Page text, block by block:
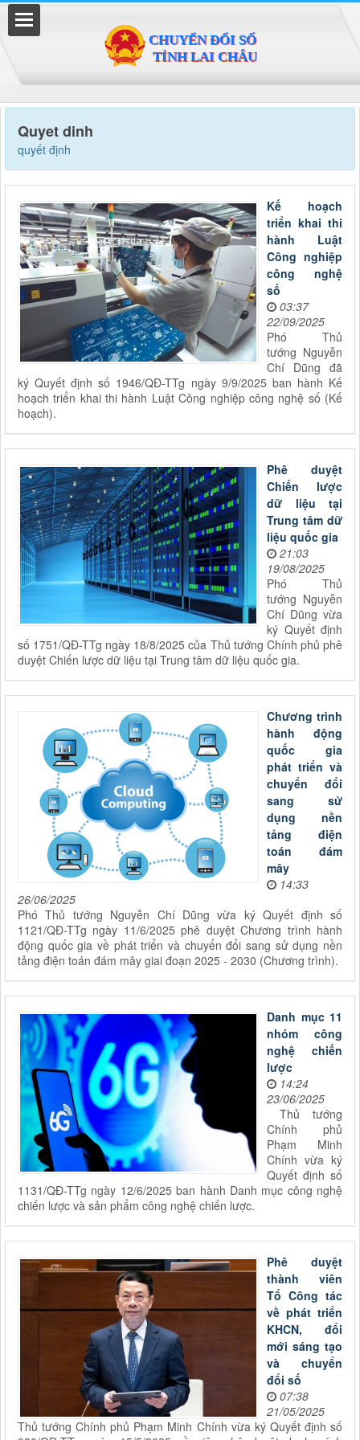
Quyet dinh
quyết định
Kế hoạch
triển khai thi
hành Luật
Công nghiệp
công nghệ
số
03:37
22/09/2025
Phó Thủ
tướng Nguyễn
Chí Dũng đã
ký Quyết định số 1946/QĐ-TTg ngày 9/9/2025 ban hành Kế
hoạch triển khai thi hành Luật Công nghiệp công nghệ số (Kế
hoạch).
Phê duyệt
Chiến lược
dữ liệu tại
Trung tâm dữ
liệu quốc gia
21:03
19/08/2025
Phó Thủ
tướng Nguyễn
Chí Dũng vừa
ký Quyết định
số 1751/QĐ-TTg ngày 18/8/2025 của Thủ tướng Chính phủ phê
duyệt Chiến lược dữ liệu tại Trung tâm dữ liệu quốc gia.
Chương trình
hành động
quốc gia
phát triển và
chuyển đổi
sang sử
dụng nền
tảng điện
toán đám
mây
14:33
26/06/2025
Phó Thủ tướng Nguyễn Chí Dũng vừa ký Quyết định số
1121/QĐ-TTg ngày 11/6/2025 phê duyệt Chương trình hành
động quốc gia về phát triển và chuyển đổi sang sử dụng nền
tảng điện toán đám mây giai đoạn 2025 - 2030 (Chương trình).
Danh mục 11
nhóm công
nghệ chiến
lược
14:24
23/06/2025
Thủ tướng
Chính phủ
Phạm Minh
Chính vừa ký
Quyết định số
1131/QĐ-TTg ngày 12/6/2025 ban hành Danh mục công nghệ
chiến lược và sản phẩm công nghệ chiến lược.
Phê duyệt
thành viên
Tổ Công tác
về phát triển
KHCN, đổi
mới sáng tạo
và chuyển
đổi số
07:38
21/05/2025
Thủ tướng Chính phủ Phạm Minh Chính vừa ký Quyết định số
Đã kết nối EMC